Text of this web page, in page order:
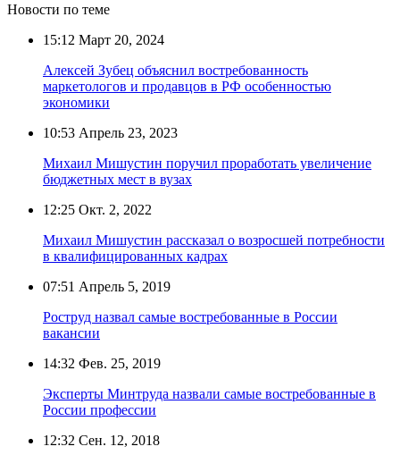
Новости по теме
15:12 Март 20, 2024
Алексей Зубец объяснил востребованность
маркетологов и продавцов в РФ особенностью
экономики
10:53 Апрель 23, 2023
Михаил Мишустин поручил проработать увеличение
бюджетных мест в вузах
12:25 Окт. 2, 2022
Михаил Мишустин рассказал о возросшей потребности
в квалифицированных кадрах
07:51 Апрель 5, 2019
Роструд назвал самые востребованные в России
вакансии
14:32 Фев. 25, 2019
Эксперты Минтруда назвали самые востребованные в
России профессии
12:32 Сен. 12, 2018